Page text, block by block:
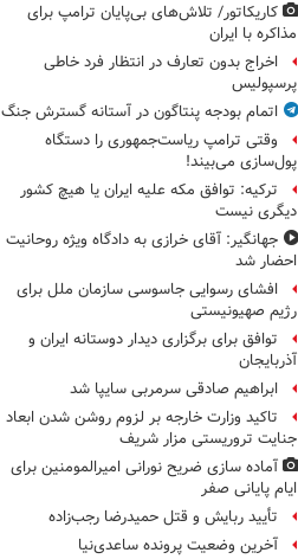
کاریکاتور/ تلاش‌های بی‌پایان ترامپ برای
مذاکره با ایران
اخراج بدون تعارف در انتظار فرد خاطی
پرسپولیس
اتمام بودجه پنتاگون در آستانه گسترش جنگ
وقتی ترامپ ریاست‌جمهوری را دستگاه
پول‌سازی می‌بیند!
ترکیه: توافق مکه علیه ایران یا هیچ کشور
دیگری نیست
جهانگیر: آقای خرازی به دادگاه ویژه روحانیت
احضار شد
افشای رسوایی جاسوسی سازمان ملل برای
رژیم صهیونیستی
توافق برای برگزاری دیدار دوستانه ایران و
آذربایجان
ابراهیم صادقی سرمربی سایپا شد
تاکید وزارت خارجه بر لزوم روشن شدن ابعاد
جنایت تروریستی مزار شریف
آماده سازی ضریح نورانی امیرالمومنین برای
ایام پایانی صفر
تأیید ربایش و قتل حمیدرضا رجب‌زاده
آخرین وضعیت پرونده ساعدی‌نیا